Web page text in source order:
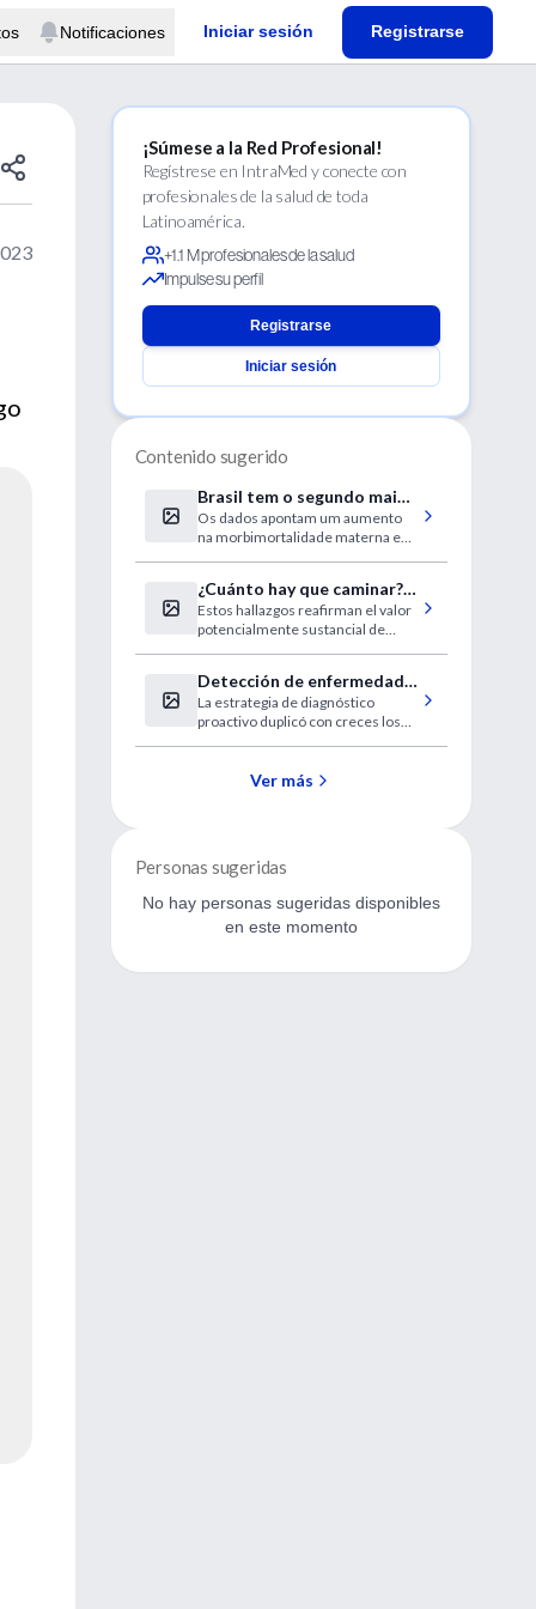
Notificaciones Iniciar sesión Registrarse
¡Súmese a la Red Profesional!
Regístrese en IntraMed y conecte con
profesionales de la salud de toda
Latinoamérica.
+1.1 M profesionales de la salud
Impulse su perfil
Registrarse
Iniciar sesión
Contenido sugerido
Brasil tem o segundo maior
número de cesáreas no
mundo, apesar dos riscos
Os dados apontam um aumento
na morbimortalidade materna e
saúde
¿Cuánto hay que caminar?
Nuevas definiciones
Estos hallazgos reafirman el valor
potencialmente sustancial de
adicional.
Detección de enfermedad
cardiovascular en pacientes
con EPOC o diabetes 2
La estrategia de diagnóstico
proactivo duplicó con creces los
Ver más
Personas sugeridas
No hay personas sugeridas disponibles
en este momento